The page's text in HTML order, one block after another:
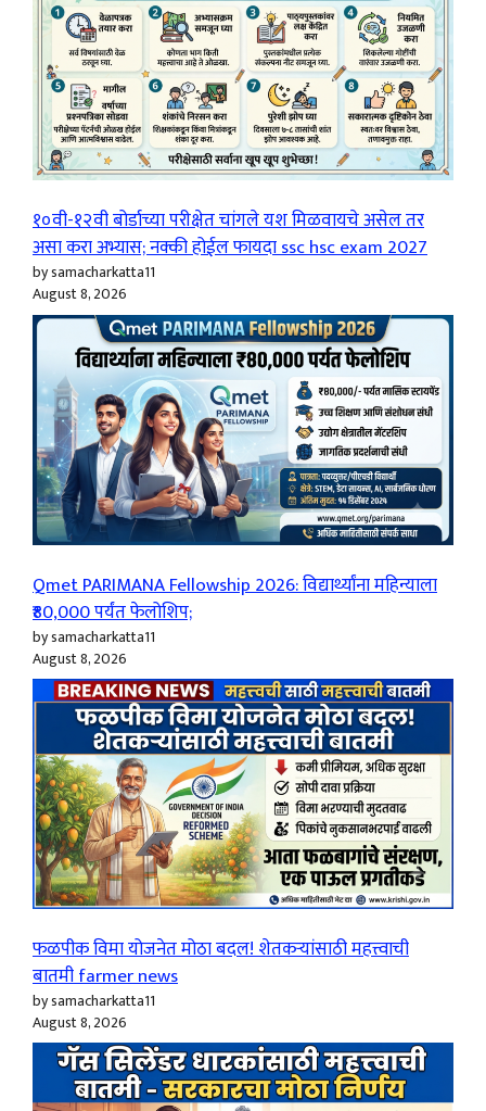
१०वी-१२वी बोर्डाच्या परीक्षेत चांगले यश मिळवायचे असेल तर
असा करा अभ्यास; नक्की होईल फायदा ssc hsc exam 2027
by samacharkatta11
August 8, 2026
Qmet PARIMANA Fellowship 2026: विद्यार्थ्यांना महिन्याला
₹80,000 पर्यंत फेलोशिप;
by samacharkatta11
August 8, 2026
फळपीक विमा योजनेत मोठा बदल! शेतकऱ्यांसाठी महत्त्वाची
बातमी farmer news
by samacharkatta11
August 8, 2026